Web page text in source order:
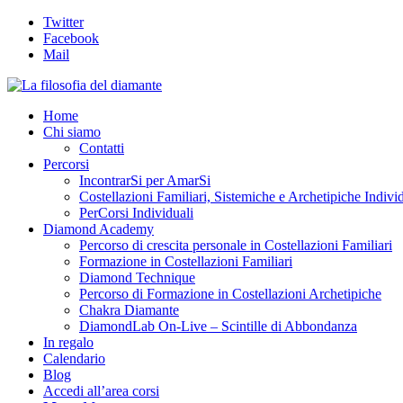
Twitter
Facebook
Mail
Home
Chi siamo
Contatti
Percorsi
IncontrarSi per AmarSi
Costellazioni Familiari, Sistemiche e Archetipiche
PerCorsi Individuali
Diamond Academy
Percorso di crescita personale in Costellazioni Familiari
Formazione in Costellazioni Familiari
Diamond Technique
Percorso di Formazione in Costellazioni Archetipiche
Chakra Diamante
DiamondLab On-Live – Scintille di Abbondanza
In regalo
Calendario
Blog
Accedi all’area corsi